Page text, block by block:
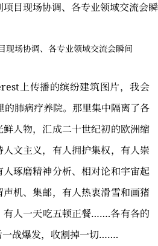
现场协调、各专业领域交流会瞬间
上传播的缤纷建筑图片，我会
的肺病疗养院。那里集中隔离了各
人物，汇成二十世纪初的欧洲缩
文主义，有人拥护集权，有人崇
琢磨精神分析、相对论和宇宙起
机、集邮，有人热衷滑雪和画猪
有人一天吃五顿正餐…….各有各的
一战爆发，收割掉一切…….